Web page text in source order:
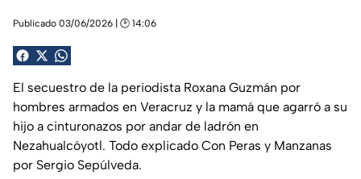
Publicado 03/06/2026 | 🕑 14:06
El secuestro de la periodista Roxana Guzmán por
hombres armados en Veracruz y la mamá que agarró a su
hijo a cinturonazos por andar de ladrón en
Nezahualcóyotl. Todo explicado Con Peras y Manzanas
por Sergio Sepúlveda.